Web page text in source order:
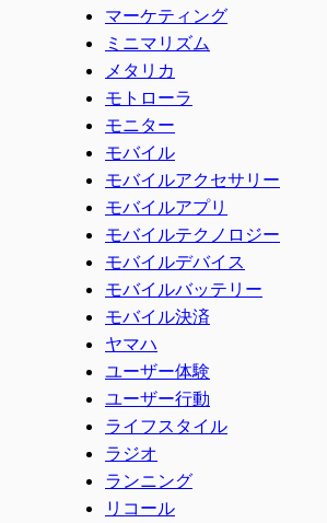
マーケティング
ミニマリズム
メタリカ
モトローラ
モニター
モバイル
モバイルアクセサリー
モバイルアプリ
モバイルテクノロジー
モバイルデバイス
モバイルバッテリー
モバイル決済
ヤマハ
ユーザー体験
ユーザー行動
ライフスタイル
ラジオ
ランニング
リコール